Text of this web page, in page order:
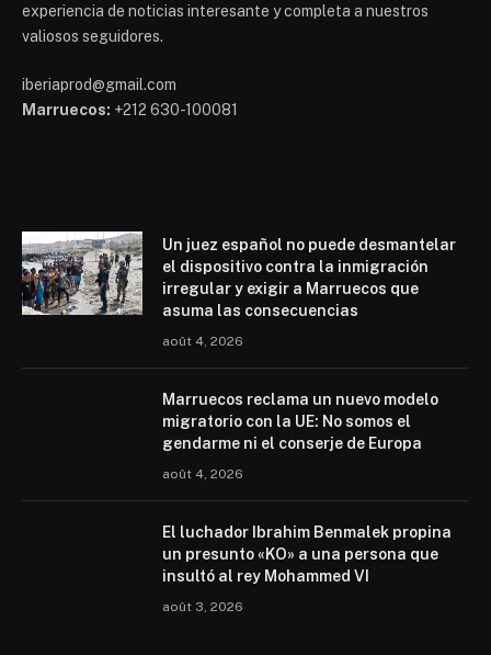
experiencia de noticias interesante y completa a nuestros
valiosos seguidores.
iberiaprod@gmail.com
Marruecos: +212 630-100081
Un juez español no puede desmantelar
el dispositivo contra la inmigración
irregular y exigir a Marruecos que
asuma las consecuencias
août 4, 2026
Marruecos reclama un nuevo modelo
migratorio con la UE: No somos el
gendarme ni el conserje de Europa
août 4, 2026
El luchador Ibrahim Benmalek propina
un presunto «KO» a una persona que
insultó al rey Mohammed VI
août 3, 2026